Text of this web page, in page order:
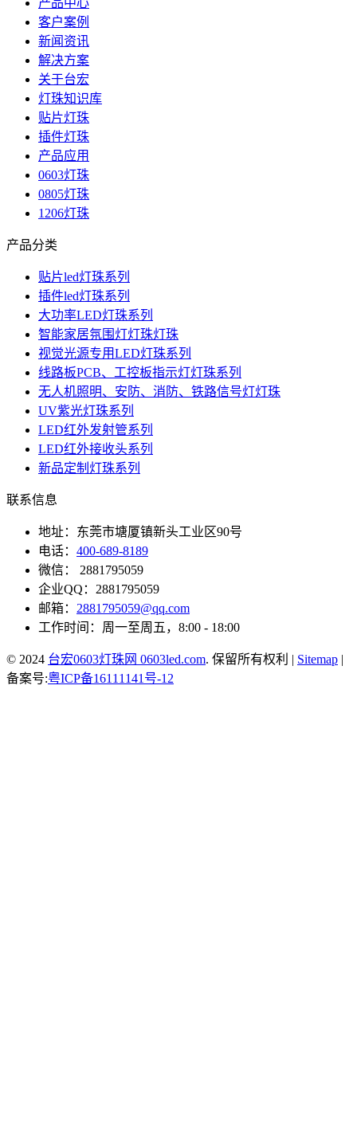
产品中心
客户案例
新闻资讯
解决方案
关于台宏
灯珠知识库
贴片灯珠
插件灯珠
产品应用
0603灯珠
0805灯珠
1206灯珠
产品分类
贴片led灯珠系列
插件led灯珠系列
大功率LED灯珠系列
智能家居氛围灯灯珠灯珠
视觉光源专用LED灯珠系列
线路板PCB、工控板指示灯灯珠系列
无人机照明、安防、消防、铁路信号灯灯珠
UV紫光灯珠系列
LED红外发射管系列
LED红外接收头系列
新品定制灯珠系列
联系信息
地址：东莞市塘厦镇新头工业区90号
电话： 400-689-8189
微信： 2881795059
企业QQ：2881795059
邮箱： 2881795059@qq.com
工作时间：周一至周五，8:00 - 18:00
© 2024 台宏0603灯珠网 0603led.com. 保留所有权利 | Sitemap |
备案号:粤ICP备16111141号-12